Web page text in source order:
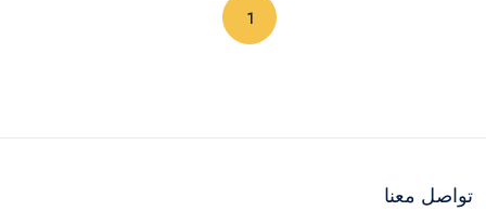
1
تواصل معنا